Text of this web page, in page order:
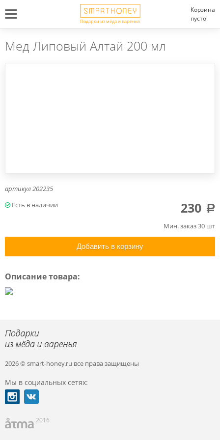
Подарки из мёда и варенья
Корзина
пусто
Мед Липовый Алтай 200 мл
артикул202235
Мин. заказ 30 шт
230 a
Добавить в корзину
Описание товара:
2026 © smart-honey.ru все права защищены
Мы в социальных сетях:
2016